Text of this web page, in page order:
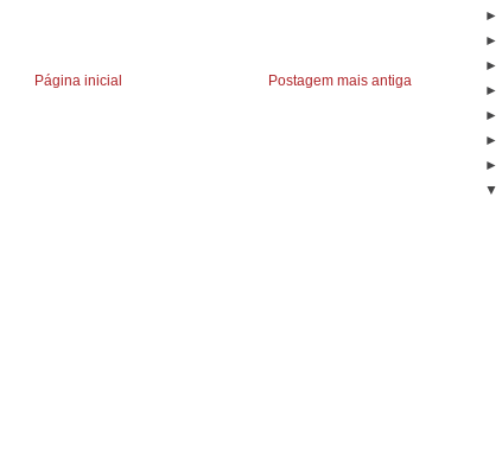
Postagem mais antiga
Página inicial
►
►
►
►
►
►
►
▼